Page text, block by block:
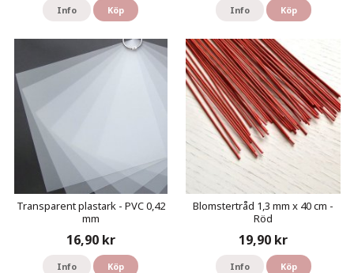
Info Köp Info Köp
Transparent plastark - PVC 0,42
mm
16,90 kr
Info Köp
Blomstertråd 1,3 mm x 40 cm -
Röd
19,90 kr
Info Köp